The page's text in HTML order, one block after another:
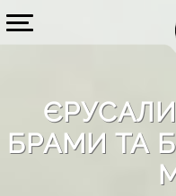
БРАМИ ТА